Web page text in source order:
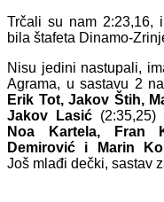
Trčali su nam 2:23,16,
bila štafeta Dinamo-
Nisu jedini nastupali,
Agrama, u sastavu 2
Erik Tot, Jakov Štih,
Jakov Lasić(2:35,25)
Noa Kartela, Fran
Demirović i Marin
Još mlađi dečki, sastav